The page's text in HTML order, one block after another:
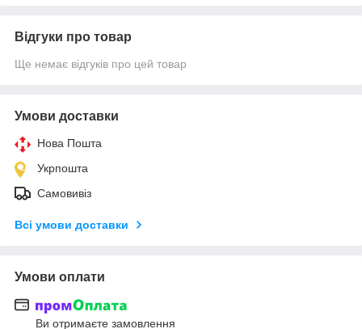
Відгуки про товар
Ще немає відгуків про цей товар
Умови доставки
Нова Пошта
Укрпошта
Самовивіз
Всі умови доставки
Умови оплати
Ви отримаєте замовлення